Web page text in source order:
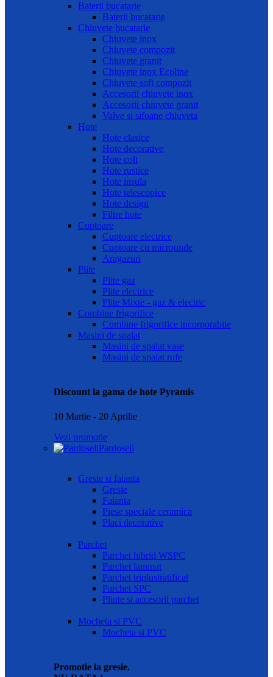
Baterii bucatarie
Baterii bucatarie
Chiuvete bucatarie
Chiuvete inox
Chiuvete compozit
Chiuvete granit
Chiuvete inox Ecoline
Chiuvete soft compozit
Accesorii chiuvete inox
Accesorii chiuvete granit
Valve si sifoane chiuveta
Hote
Hote clasice
Hote decorative
Hote colt
Hote rustice
Hote insula
Hote telescopice
Hote design
Filtre hote
Cuptoare
Cuptoare electrice
Cuptoare cu microunde
Aragazuri
Plite
Plite gaz
Plite electrice
Plite Mixte - gaz & electric
Combine frigorifice
Combine frigorifice incorporabile
Masini de spalat
Masini de spalat vase
Masini de spalat rufe
Discount la gama de hote Pyramis
10 Martie - 20 Aprilie
Vezi promotie
Pardoseli
Gresie si faianta
Gresie
Faianta
Piese speciale ceramica
Placi decorative
Parchet
Parchet hibrid WSPC
Parchet laminat
Parchet triplustratificat
Parchet SPC
Plinte si accesorii parchet
Mocheta si PVC
Mocheta si PVC
Promotie la gresie.